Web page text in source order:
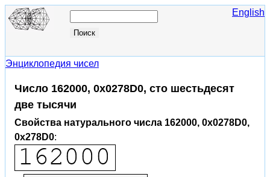
English
Энциклопедия чисел
Число 162000, 0x0278D0, сто шестьдесят
две тысячи
Свойства натурального числа 162000, 0x0278D0,
0x278D0: